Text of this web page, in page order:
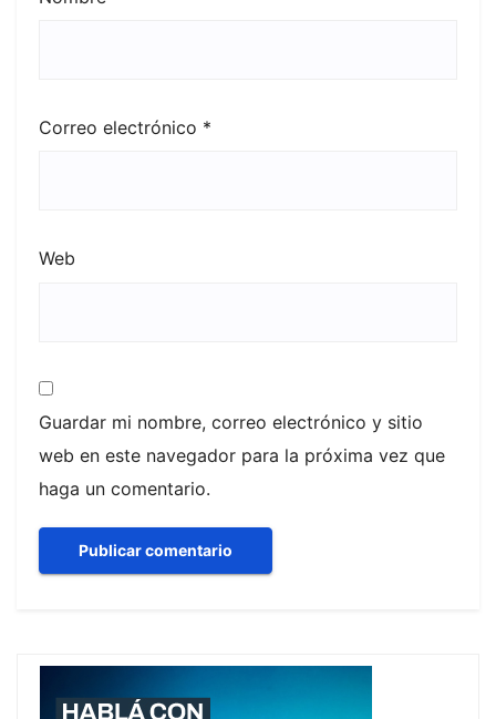
Correo electrónico *
Web
Guardar mi nombre, correo electrónico y sitio
web en este navegador para la próxima vez que
haga un comentario.